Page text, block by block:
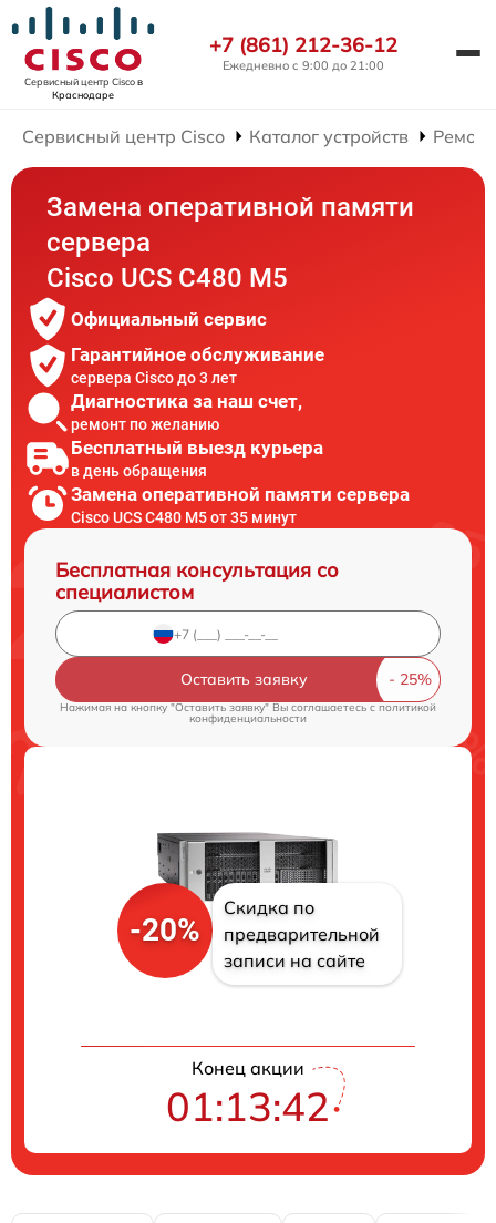
Сервисный центр Ciscoв
Краснодаре
+7 (861) 212-36-12
Ежедневно с 9:00 до 21:00
Сервисный центр Cisco Каталог устройств
Замена оперативной памяти
сервера
Cisco UCS C480 M5
Официальный сервис
Гарантийное обслуживание
сервера Cisco до 3 лет
Диагностика за наш счет,
ремонт по желанию
Бесплатный выезд курьера
в день обращения
Замена оперативной памяти сервера
Cisco UCS C480 M5 от 35 минут
Бесплатная консультация со
специалистом
Оставить заявку
Нажимая на кнопку "Оставить заявку" Вы соглашаетесь cполитикой
конфиденциальности
-20%
Скидка по
предварительной
записи на сайте
Конец акции
01:13:41